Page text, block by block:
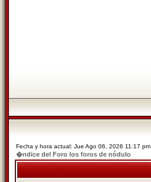
Fecha y hora actual: Jue Ago 06, 2026 11:17 pm
�ndice del Foro los foros de nódulo